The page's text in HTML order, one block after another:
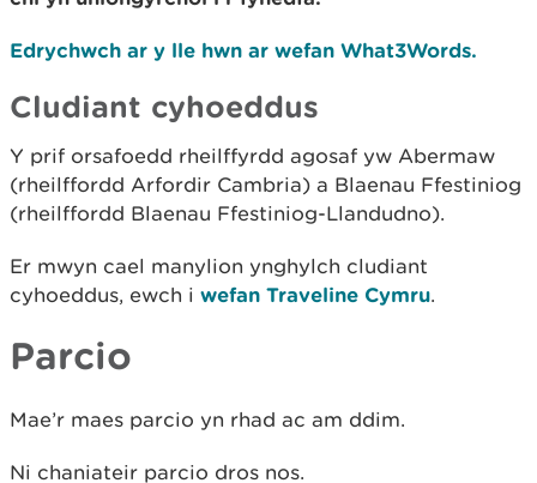
Edrychwch ar y lle hwn ar wefan What3Words.
Cludiant cyhoeddus
Y prif orsafoedd rheilffyrdd agosaf yw Abermaw
(rheilffordd Arfordir Cambria) a Blaenau Ffestiniog
(rheilffordd Blaenau Ffestiniog-Llandudno).
Er mwyn cael manylion ynghylch cludiant
cyhoeddus, ewch i wefan Traveline Cymru.
Parcio
Mae’r maes parcio yn rhad ac am ddim.
Ni chaniateir parcio dros nos.